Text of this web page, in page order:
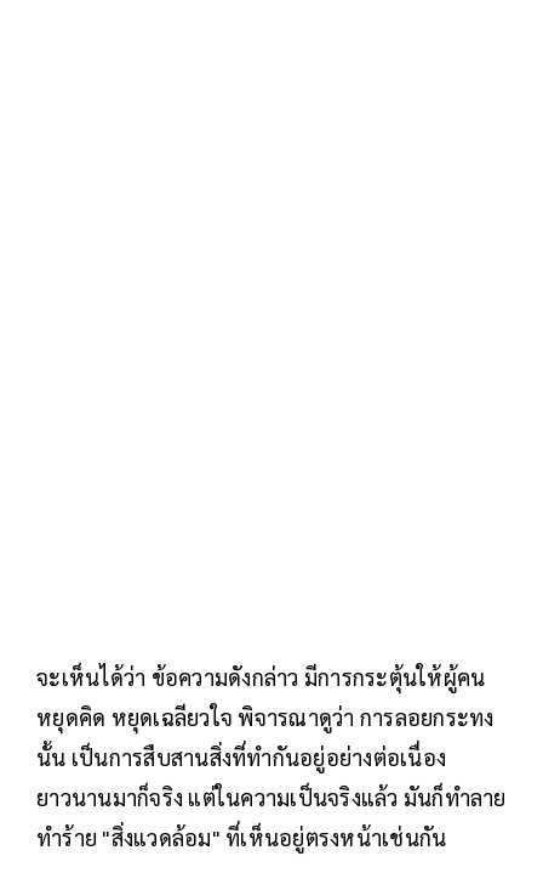
จะเห็นได้ว่า ข้อความดังกล่าว มีการกระตุ้นให้ผู้คน
หยุดคิด หยุดเฉลียวใจ พิจารณาดูว่า การลอยกระทง
นั้น เป็นการสืบสานสิ่งที่ทำกันอยู่อย่างต่อเนื่อง
ยาวนานมาก็จริง แต่ในความเป็นจริงแล้ว มันก็ทำลาย
ทำร้าย "สิ่งแวดล้อม" ที่เห็นอยู่ตรงหน้าเช่นกัน